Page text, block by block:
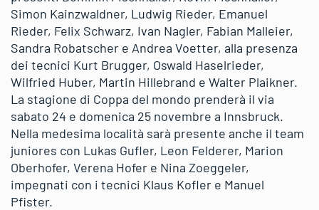
Simon Kainzwaldner, Ludwig Rieder, Emanuel
Rieder, Felix Schwarz, Ivan Nagler, Fabian Malleier,
Sandra Robatscher e Andrea Voetter, alla presenza
dei tecnici Kurt Brugger, Oswald Haselrieder,
Wilfried Huber, Martin Hillebrand e Walter Plaikner.
La stagione di Coppa del mondo prenderà il via
sabato 24 e domenica 25 novembre a Innsbruck.
Nella medesima località sarà presente anche il team
juniores con Lukas Gufler, Leon Felderer, Marion
Oberhofer, Verena Hofer e Nina Zoeggeler,
impegnati con i tecnici Klaus Kofler e Manuel
Pfister.